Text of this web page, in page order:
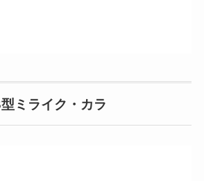
ミライク・カラ